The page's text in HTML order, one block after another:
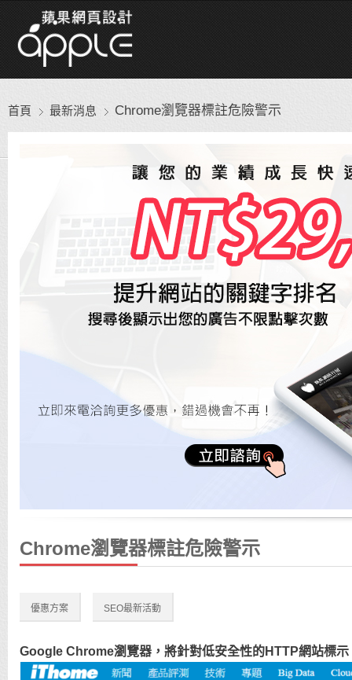
首頁 最新消息 Chrome瀏覽器標註危險警示
Chrome瀏覽器標註危險警示
優惠方案 SEO最新活動
Google Chrome瀏覽器，將針對低安全性的HTTP網站標